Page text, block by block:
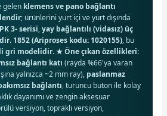
gelen klemens ve pano bağlantı
; ürünlerini yurt içi ve yurt dışında
3- serisi,yay bağlantılı (vidasız) üç
. 1852 (Ariproses kodu: 1020155), bu
gri modelidir.★ Öne çıkan özellikleri:
bağlantı katı (rayda %66'ya varan
yalnızca ~2 mm ray), paslanmaz
bağlantı, turuncu buton ile kolay
dayanımı ve zengin aksesuar
versiyon, topraklı versiyon,